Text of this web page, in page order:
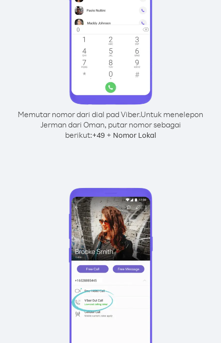
Memutar nomor dari dial pad Viber.Untuk menelepon
Jerman dari Oman, putar nomor sebagai
berikut:+49 + Nomor Lokal